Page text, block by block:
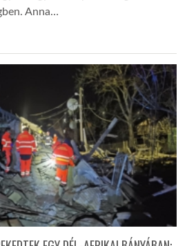
Anna…